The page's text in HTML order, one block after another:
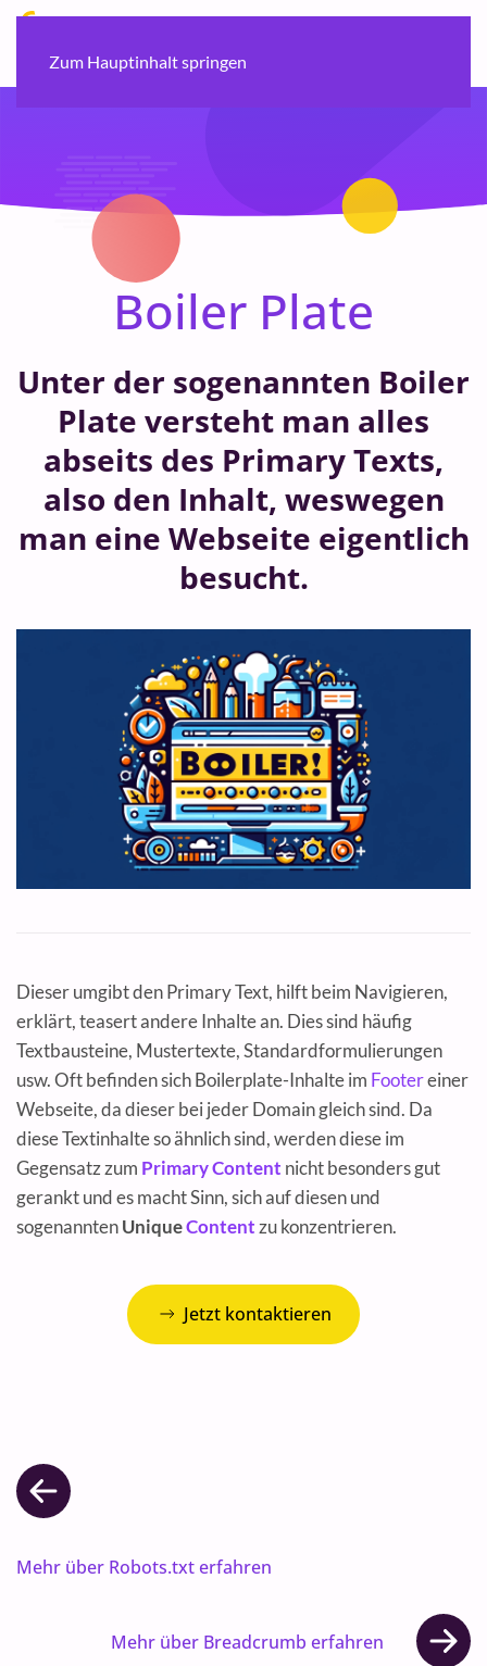
Zum Hauptinhalt springen
Boiler Plate
Unter der sogenannten Boiler
Plate versteht man alles
abseits des Primary Texts,
also den Inhalt, weswegen
man eine Webseite eigentlich
besucht.
Dieser umgibt den Primary Text, hilft beim Navigieren,
erklärt, teasert andere Inhalte an. Dies sind häufig
Textbausteine, Mustertexte, Standardformulierungen
usw. Oft befinden sich Boilerplate-Inhalte im Footereiner
Webseite, da dieser bei jeder Domain gleich sind. Da
diese Textinhalte so ähnlich sind, werden diese im
Gegensatz zum Primary Content nicht besonders gut
gerankt und es macht Sinn, sich auf diesen und
sogenanntenUniqueContentzu konzentrieren.
Jetzt kontaktieren
Mehr über Robots.txt erfahren
Mehr über Breadcrumb erfahren